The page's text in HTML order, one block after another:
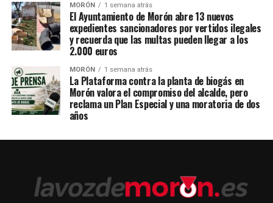
MORÓN 1 semana atrás
El Ayuntamiento de Morón abre 13 nuevos
expedientes sancionadores por vertidos ilegales
y recuerda que las multas pueden llegar a los
2.000 euros
MORÓN 1 semana atrás
La Plataforma contra la planta de biogás en
Morón valora el compromiso del alcalde, pero
reclama un Plan Especial y una moratoria de dos
años